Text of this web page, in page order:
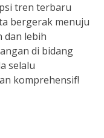
tren terbaru
bergerak menuju
dan lebih
di bidang
selalu
komprehensif!